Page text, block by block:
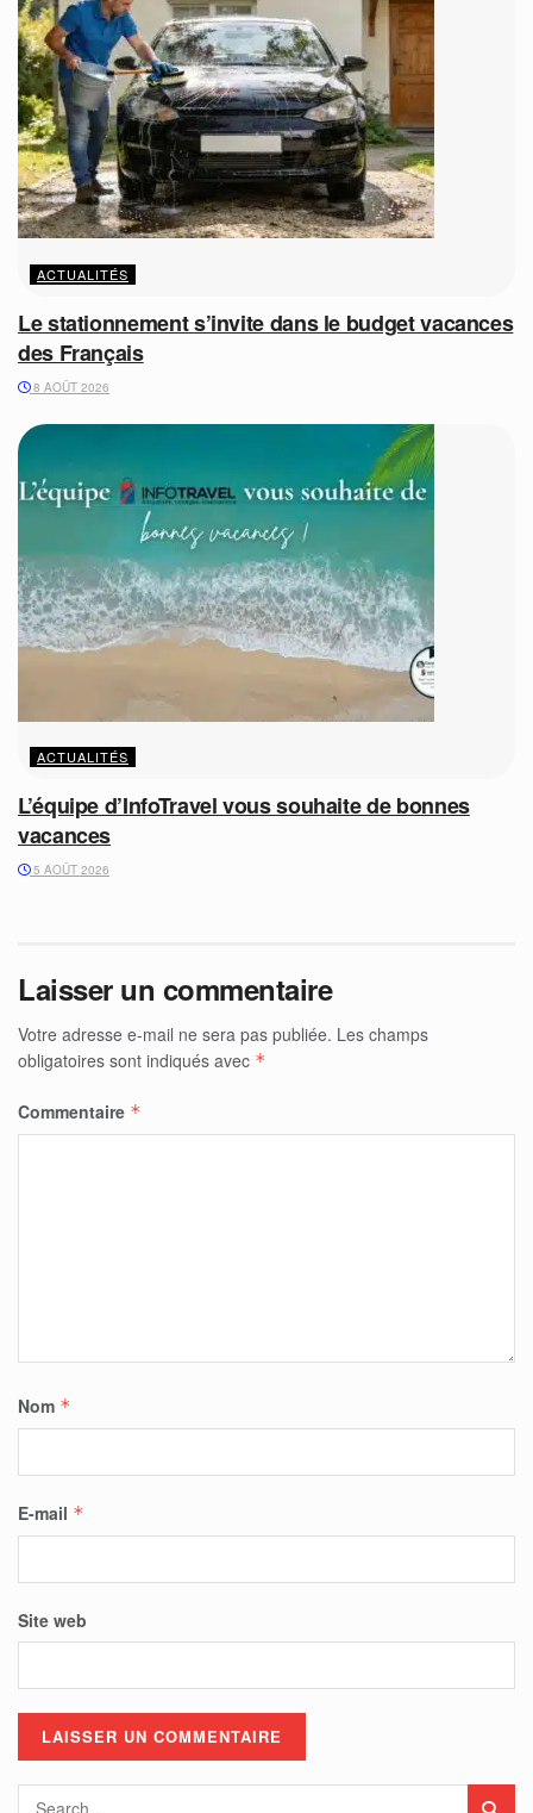
ACTUALITÉS
Le stationnement s’invite dans le budget vacances
des Français
8 AOÛT 2026
ACTUALITÉS
L’équipe d’InfoTravel vous souhaite de bonnes
vacances
5 AOÛT 2026
Laisser un commentaire
Votre adresse e-mail ne sera pas publiée. Les champs
obligatoires sont indiqués avec *
Commentaire *
Nom *
E-mail *
Site web